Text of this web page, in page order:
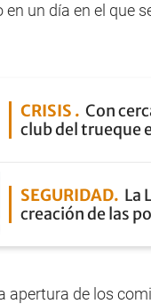
un día en el que
CRISIS
Con
club del trueque
SEGURIDAD La
creación de las
apertura de los